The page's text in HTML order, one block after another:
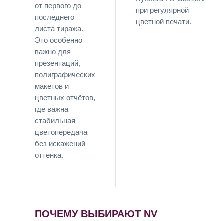
от первого до
последнего
листа тиража.
Это особенно
важно для
презентаций,
полиграфических
макетов и
цветных отчётов,
где важна
стабильная
цветопередача
без искажений
оттенка.
при регулярной
цветной печати.
ПОЧЕМУ ВЫБИРАЮТ NV